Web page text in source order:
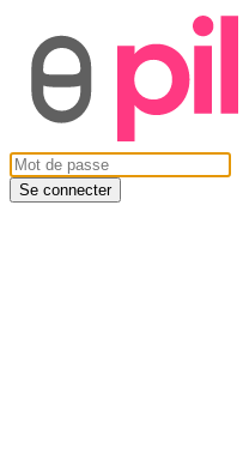
Se connecter